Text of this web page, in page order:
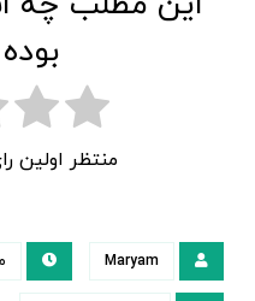
منتظر اولین
Maryam